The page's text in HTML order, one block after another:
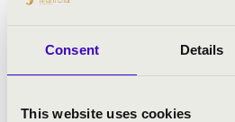
Consent Details
This website uses cookies